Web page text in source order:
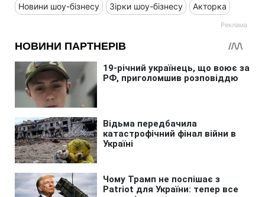
Новини шоу-бізнесу Зірки шоу-бізнесу Акторка